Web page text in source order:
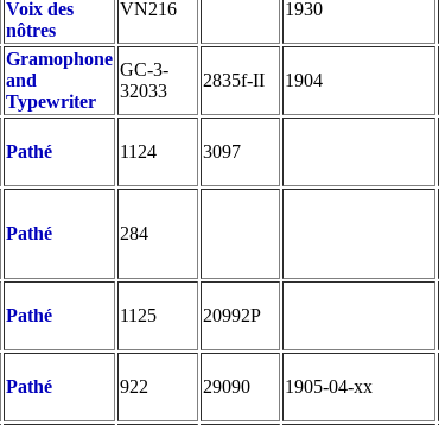
Voix des
nôtres
VN216 1930
Gramophone
and
Typewriter
GC-3-
32033
2835f-II 1904
Pathé 1124 3097
Pathé 284
Pathé 1125 20992P
Pathé 922 29090 1905-04-xx